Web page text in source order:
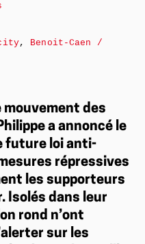
mouvement des
a annoncé le
future loi anti-
répressives
les supporteurs
Isolés dans leur
rond n’ont
sur les
, Benoit-Caen /